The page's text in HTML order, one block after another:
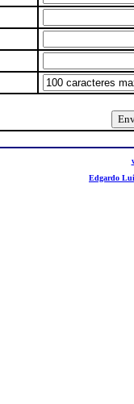
Edgardo